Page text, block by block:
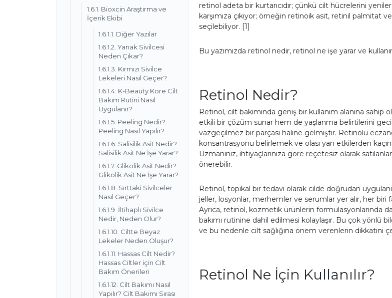
1.6.1. Bioxcin Araştırma ve
İçerik Ekibi
1.6.1.1. Diğer Yazılar
1.6.1.2. Yanak Sivilcesi
Neden Çıkar?
1.6.1.3. Kırmızı Sivilce
Lekeleri Nasıl Geçer?
1.6.1.4. K-Beauty Kore Cilt
Bakım Rutini Nasıl
Uygulanır?
1.6.1.5. Peeling Nedir?
Peeling Nasıl Yapılır?
1.6.1.6. Salisilik Asit Nedir?
Salisilik Asit Ne İşe Yarar?
1.6.1.7. Glikolik Asit Nedir?
Glikolik Asit Ne İşe Yarar?
1.6.1.8. Sırttaki Sivilceler
Nasıl Geçer?
1.6.1.9. İltihaplı Sivilce
Nedir, Neden Olur?
1.6.1.10. Ciltte Beyaz
Lekeler Neden Oluşur?
1.6.1.11. Hassas Cilt Nedir?
Hassas Ciltler için Cilt
Bakım Önerileri
1.6.1.12. Cilt Bakımı Nasıl
Yapılır? Cilt Bakımı Sırası
retinol adeta bir kurtarıcıdır; çünkü cilt hücrelerini
karşımıza çıkıyor; örneğin retinoik asit, retinil
seçilebiliyor. [1]
Bu yazımızda retinol nedir, retinol ne işe yarar ve
Retinol Nedir?
Retinol, cilt bakımında geniş bir kullanım alanına
etkili bir çözüm sunar hem de yaşlanma belirtilerini
vazgeçilmez bir parçası haline gelmiştir. Retinolü
konsantrasyonu belirlemek ve olası yan etkilerden
Uzmanınız, ihtiyaçlarınıza göre reçetesiz olarak
önerebilir.
Retinol, topikal bir tedavi olarak cilde doğrudan
jeller, losyonlar, merhemler ve serumlar yer alır, her biri
Ayrıca, retinol, kozmetik ürünlerin formülasyonlarında
bakımı rutinine dahil edilmesi kolaylaşır. Bu çok yönlü
ve bu nedenle cilt sağlığına önem verenlerin dikkatini
Retinol Ne İçin Kullanılır?